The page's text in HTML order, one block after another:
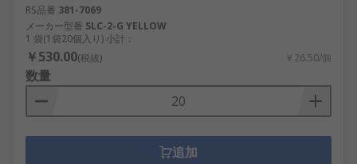
RS品番 381-7069
メーカー型番 SLC-2-G YELLOW
1 袋(1袋20個入り) 小計：
￥530.00(税抜) ￥26.50/個
数量
追加